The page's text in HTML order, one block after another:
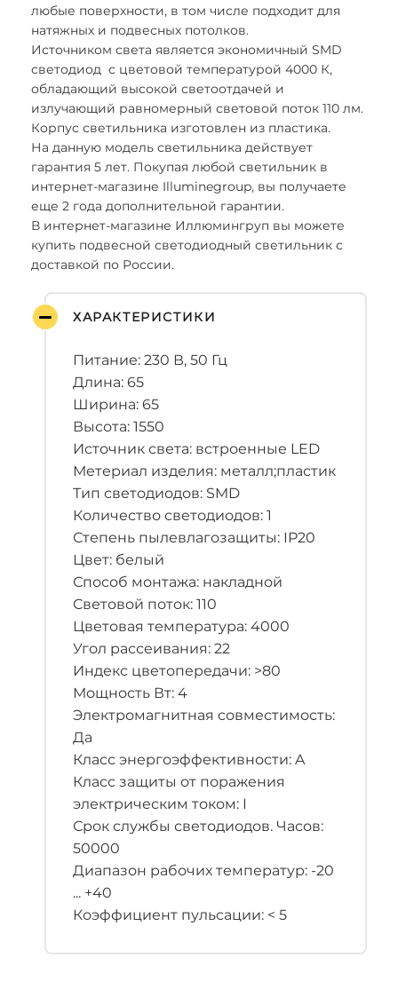
любые поверхности, в том числе подходит для
натяжных и подвесных потолков.
Источником света является экономичный SMD
светодиод с цветовой температурой 4000 К,
обладающий высокой светоотдачей и
излучающий равномерный световой поток 110 лм.
Корпус светильника изготовлен из пластика.
На данную модель светильника действует
гарантия 5 лет. Покупая любой светильник в
интернет-магазине Illuminegroup, вы получаете
еще 2 года дополнительной гарантии.
В интернет-магазине Иллюмингруп вы можете
купить подвесной светодиодный светильник с
доставкой по России.
ХАРАКТЕРИСТИКИ
Питание: 230 В, 50 Гц
Длина: 65
Ширина: 65
Высота: 1550
Источник света: встроенные LED
Метериал изделия: металл;пластик
Тип светодиодов: SMD
Количество светодиодов: 1
Степень пылевлагозащиты: IP20
Цвет: белый
Способ монтажа: накладной
Световой поток: 110
Цветовая температура: 4000
Угол рассеивания: 22
Индекс цветопередачи: >80
Мощность Вт: 4
Электромагнитная совместимость:
Да
Класс энергоэффективности: A
Класс защиты от поражения
электрическим током: I
Срок службы светодиодов. Часов:
50000
Диапазон рабочих температур: -20
... +40
Коэффициент пульсации: < 5